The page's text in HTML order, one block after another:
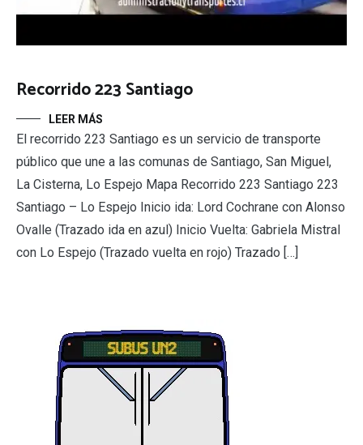
Recorrido 223 Santiago
LEER MÁS
El recorrido 223 Santiago es un servicio de transporte
público que une a las comunas de Santiago, San Miguel,
La Cisterna, Lo Espejo Mapa Recorrido 223 Santiago 223
Santiago – Lo Espejo Inicio ida: Lord Cochrane con Alonso
Ovalle (Trazado ida en azul) Inicio Vuelta: Gabriela Mistral
con Lo Espejo (Trazado vuelta en rojo) Trazado […]